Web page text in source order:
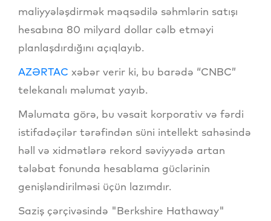
maliyyələşdirmək məqsədilə səhmlərin satışı
hesabına 80 milyard dollar cəlb etməyi
planlaşdırdığını açıqlayıb.
AZƏRTAC xəbər verir ki, bu barədə “CNBC”
telekanalı məlumat yayıb.
Məlumata görə, bu vəsait korporativ və fərdi
istifadəçilər tərəfindən süni intellekt sahəsində
həll və xidmətlərə rekord səviyyədə artan
tələbat fonunda hesablama güclərinin
genişləndirilməsi üçün lazımdır.
Saziş çərçivəsində "Berkshire Hathaway"